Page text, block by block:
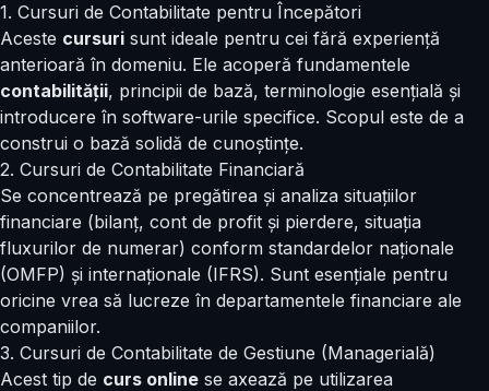
1. Cursuri de Contabilitate pentru Începători
Aceste cursuri sunt ideale pentru cei fără experiență
anterioară în domeniu. Ele acoperă fundamentele
contabilității, principii de bază, terminologie esențială și
introducere în software-urile specifice. Scopul este de a
construi o bază solidă de cunoștințe.
2. Cursuri de Contabilitate Financiară
Se concentrează pe pregătirea și analiza situațiilor
financiare (bilanț, cont de profit și pierdere, situația
fluxurilor de numerar) conform standardelor naționale
(OMFP) și internaționale (IFRS). Sunt esențiale pentru
oricine vrea să lucreze în departamentele financiare ale
companiilor.
3. Cursuri de Contabilitate de Gestiune (Managerială)
Acest tip de curs online se axează pe utilizarea